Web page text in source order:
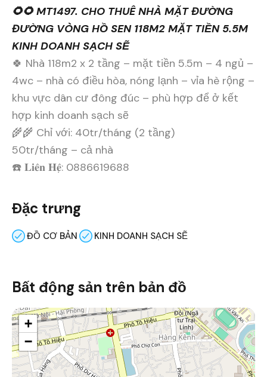
🌻🌻 MT1497. CHO THUÊ NHÀ MẶT ĐƯỜNG
ĐƯỜNG VÒNG HỒ SEN 118M2 MẶT TIỀN 5.5M
KINH DOANH SẠCH SẼ
🍀 Nhà 118m2 x 2 tầng – mặt tiền 5.5m – 4 ngủ –
4wc – nhà có điều hòa, nóng lạnh – vỉa hè rộng –
khu vực dân cư đông đúc – phù hợp để ở kết
hợp kinh doanh sạch sẽ
🌾🌾 Chỉ với: 40tr/tháng (2 tầng)
50tr/tháng – cả nhà
☎️ 𝐋𝐢𝐞̂𝐧 𝐇𝐞̣̂: 0886619688
Đặc trưng
ĐỒ CƠ BẢN KINH DOANH SẠCH SẼ
Bất động sản trên bản đồ
+
−